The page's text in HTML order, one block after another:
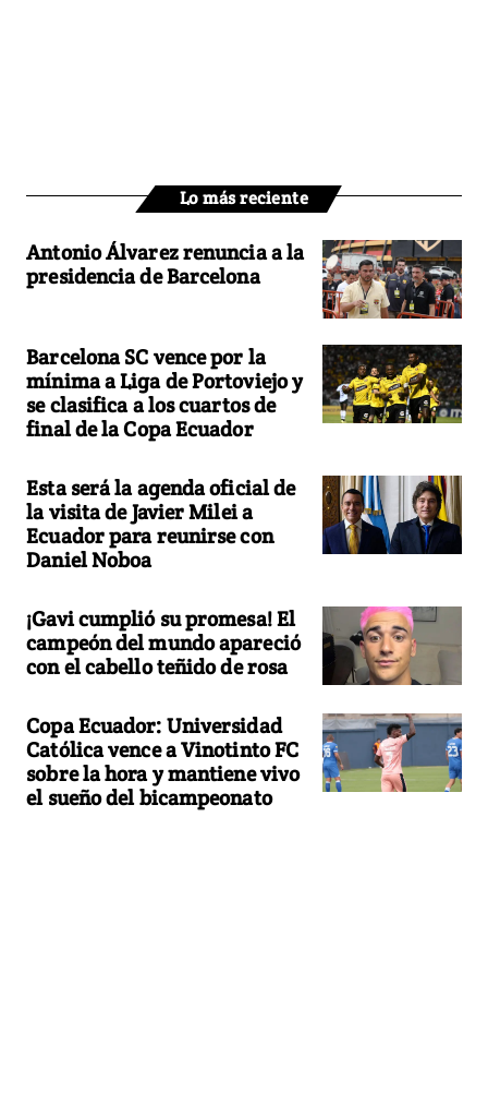
Lo más reciente
Antonio Álvarez renuncia a la
presidencia de Barcelona
Barcelona SC vence por la
mínima a Liga de Portoviejo y
se clasifica a los cuartos de
final de la Copa Ecuador
Esta será la agenda oficial de
la visita de Javier Milei a
Ecuador para reunirse con
Daniel Noboa
¡Gavi cumplió su promesa! El
campeón del mundo apareció
con el cabello teñido de rosa
Copa Ecuador: Universidad
Católica vence a Vinotinto FC
sobre la hora y mantiene vivo
el sueño del bicampeonato